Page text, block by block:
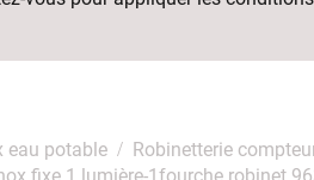
eau potable Robinetterie